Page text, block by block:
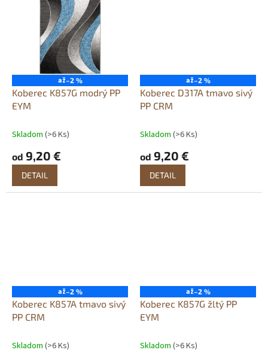
až–2 %
Koberec K857G modrý PP
EYM
Skladom (>6 Ks)
od 9,20 €
DETAIL
až–2 %
Koberec D317A tmavo sivý
PP CRM
Skladom (>6 Ks)
od 9,20 €
DETAIL
až–2 %
Koberec K857A tmavo sivý
PP CRM
Skladom (>6 Ks)
až–2 %
Koberec K857G žltý PP
EYM
Skladom (>6 Ks)